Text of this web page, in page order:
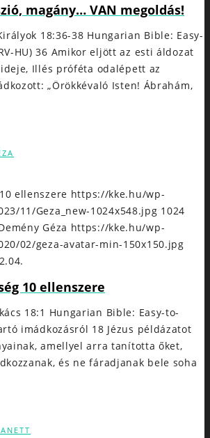
magány… VAN megoldás!
18:36-38 Hungarian Bible: Easy-
HU) 36 Amikor eljött az esti áldozat
Illés próféta odalépett az
„Örökkévaló Isten! Ábrahám,
ellenszere https://kke.hu/wp-
11/Geza_new-1024x548.jpg 1024
Géza https://kke.hu/wp-
02/geza-avatar-min-150x150.jpg
10 ellenszere
18:1 Hungarian Bible: Easy-to-
imádkozásról 18 Jézus példázatot
amellyel arra tanította őket,
és ne fáradjanak bele soha